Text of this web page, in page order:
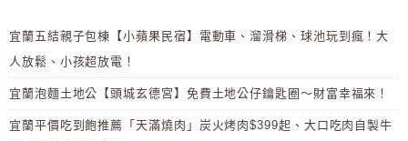
宜蘭五結親子包棟【小蘋果民宿】電動車、溜滑梯、球池玩到瘋！大
人放鬆、小孩超放電！
宜蘭泡麵土地公【頭城玄德宮】免費土地公仔鑰匙圈～財富幸福來！
宜蘭平價吃到飽推薦「天滿燒肉」炭火烤肉$399起、大口吃肉自製牛